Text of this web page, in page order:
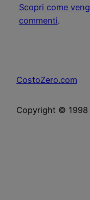
Scopri come
commenti.
CostoZero.com
Copyright © 1998